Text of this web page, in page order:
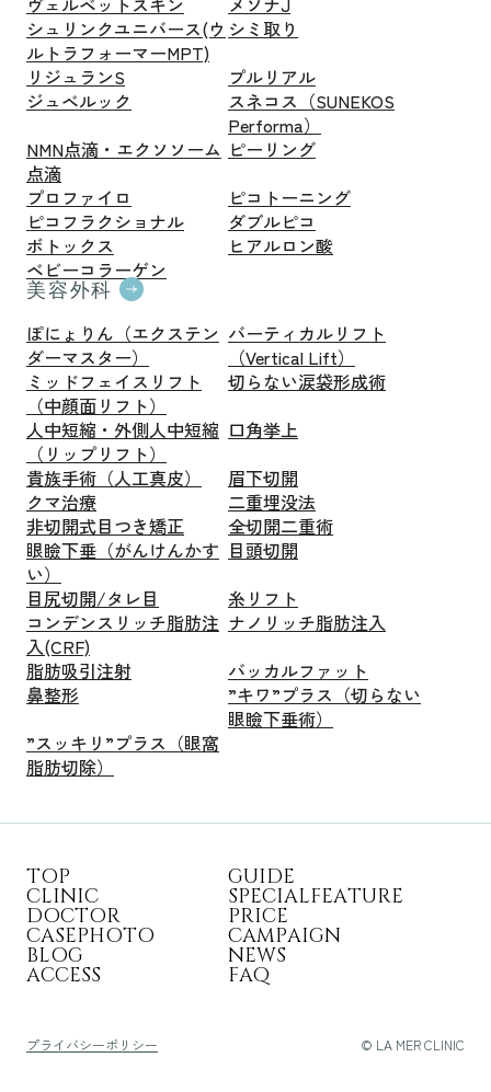
シュリンクユニバース(ウ
ルトラフォーマーMPT)
シミ取り
リジュランS
プルリアル
ジュベルック
スネコス（SUNEKOS
Performa）
NMN点滴・エクソソーム
点滴
ピーリング
プロファイロ
ピコトーニング
ピコフラクショナル
ダブルピコ
ボトックス
ヒアルロン酸
ベビーコラーゲン
美容外科
ぽにょりん（エクステン
ダーマスター）
バーティカルリフト
（Vertical Lift）
ミッドフェイスリフト
（中顔面リフト）
切らない涙袋形成術
人中短縮・外側人中短縮
（リップリフト）
口角挙上
貴族手術（人工真皮）
眉下切開
クマ治療
二重埋没法
非切開式目つき矯正
全切開二重術
眼瞼下垂（がんけんかす
い）
目頭切開
目尻切開/タレ目
糸リフト
コンデンスリッチ脂肪注
入(CRF)
ナノリッチ脂肪注入
脂肪吸引注射
バッカルファット
鼻整形
”キワ”プラス（切らない
眼瞼下垂術）
”スッキリ”プラス（眼窩
脂肪切除）
TOP GUIDE
CLINIC SPECIALFEATURE
DOCTOR PRICE
CASEPHOTO CAMPAIGN
BLOG NEWS
ACCESS FAQ
プライバシーポリシー © LA MER CLINIC